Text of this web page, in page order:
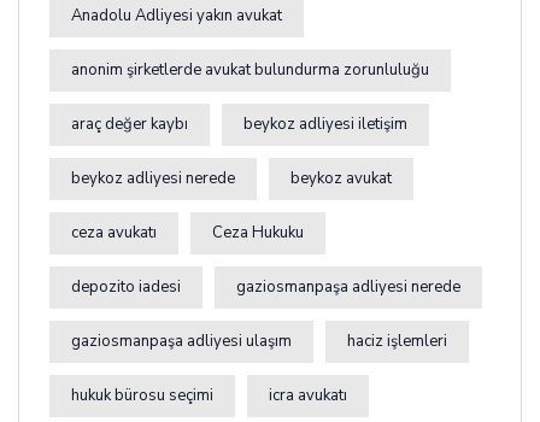
Anadolu Adliyesi yakın avukat
anonim şirketlerde avukat bulundurma zorunluluğu
araç değer kaybı beykoz adliyesi iletişim
beykoz adliyesi nerede beykoz avukat
ceza avukatı Ceza Hukuku
depozito iadesi gaziosmanpaşa adliyesi nerede
gaziosmanpaşa adliyesi ulaşım haciz işlemleri
hukuk bürosu seçimi icra avukatı